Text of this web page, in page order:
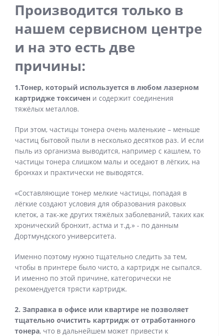
Производится только в
нашем сервисном центре
и на это есть две
причины:
1.Тонер, который используется в любом лазерном
картридже токсичен и содержит соединения
тяжёлых металлов.
При этом, частицы тонера очень маленькие – меньше
частиц бытовой пыли в несколько десятков раз. И если
пыль из организма выводится, например с кашлем, то
частицы тонера слишком малы и оседают в лёгких, на
бронхах и практически не выводятся.
«Составляющие тонер мелкие частицы, попадая в
лёгкие создают условия для образования раковых
клеток, а так-же других тяжёлых заболеваний, таких как
хронический бронхит, астма и т.д.» - по данным
Дортмундского университета.
Именно поэтому нужно тщательно следить за тем,
чтобы в принтере было чисто, а картридж не сыпался.
И именно по этой причине, категорически не
рекомендуется трясти картридж.
2. Заправка в офисе или квартире не позволяет
тщательно очистить картридж от отработанного
тонера, что в дальнейшем может привести к